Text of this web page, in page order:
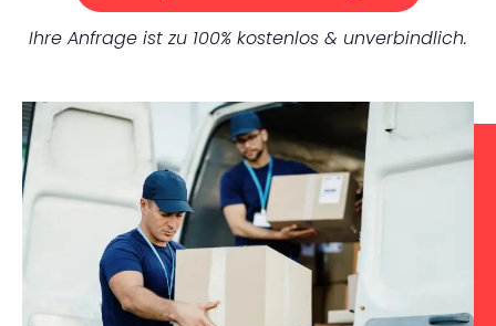
Ihre Anfrage ist zu 100% kostenlos & unverbindlich.